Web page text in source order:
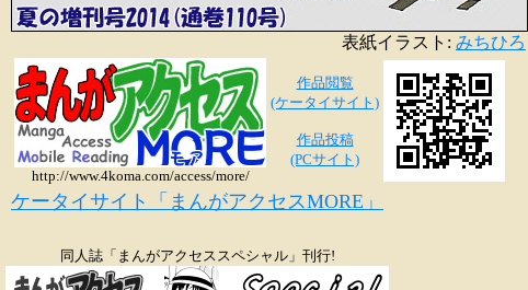
表紙イラスト: みちひろ
http://www.4koma.com/access/more/
作品閲覧
(ケータイサイト)
作品投稿
(PCサイト)
ケータイサイト「まんがアクセスMORE」
同人誌「まんがアクセススペシャル」刊行!